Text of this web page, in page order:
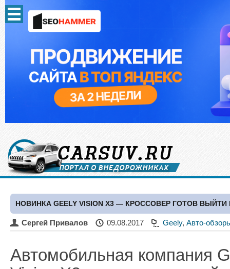
НОВИНКА GEELY VISION X3 — КРОССОВЕР ГОТОВ
Сергей Привалов 09.08.2017 Geely, Авто-
Автомобильная компания